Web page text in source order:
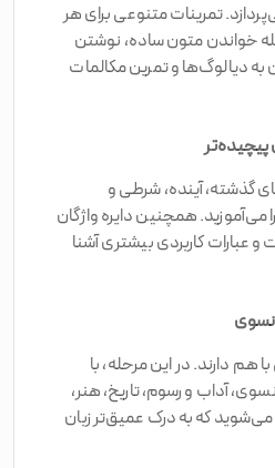
تمرینات متنوعی برای هر
خواندن متون ساده، نوشتن
به دیالوگ‌ها و تمرین مکالمات
گذشته، آینده، شرطی و
می‌آموزید. همچنین دایره واژگان
عبارات کاربردی بیشتری آشنا
هم دارند. در این مرحله، با
آداب و رسوم، تاریخ، هنر،
می‌شوید که به درک عمیق‌تر زبان